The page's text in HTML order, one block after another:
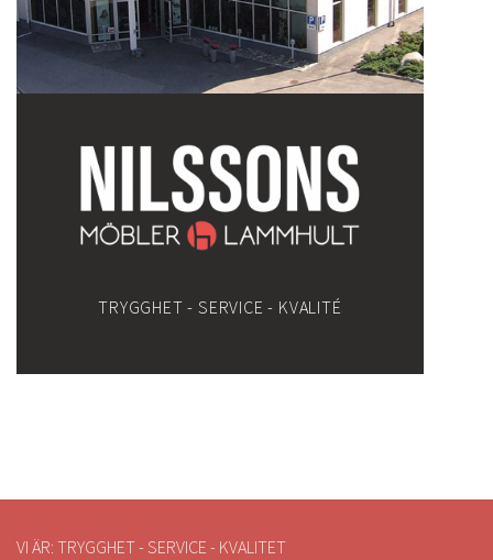
TRYGGHET - SERVICE - KVALITÉ
VI ÄR: TRYGGHET - SERVICE - KVALITET